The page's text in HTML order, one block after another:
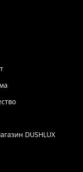
DUSHLUX